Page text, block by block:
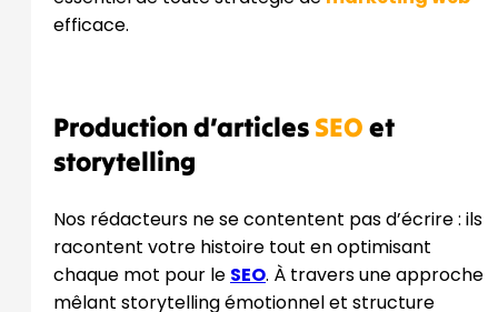
efficace.
Production d’articlesSEOet
storytelling
Nos rédacteurs ne se contentent pas d’écrire : ils
racontent votre histoire tout en optimisant
chaque mot pour le SEO. À travers une approche
mêlant storytelling émotionnel et structure